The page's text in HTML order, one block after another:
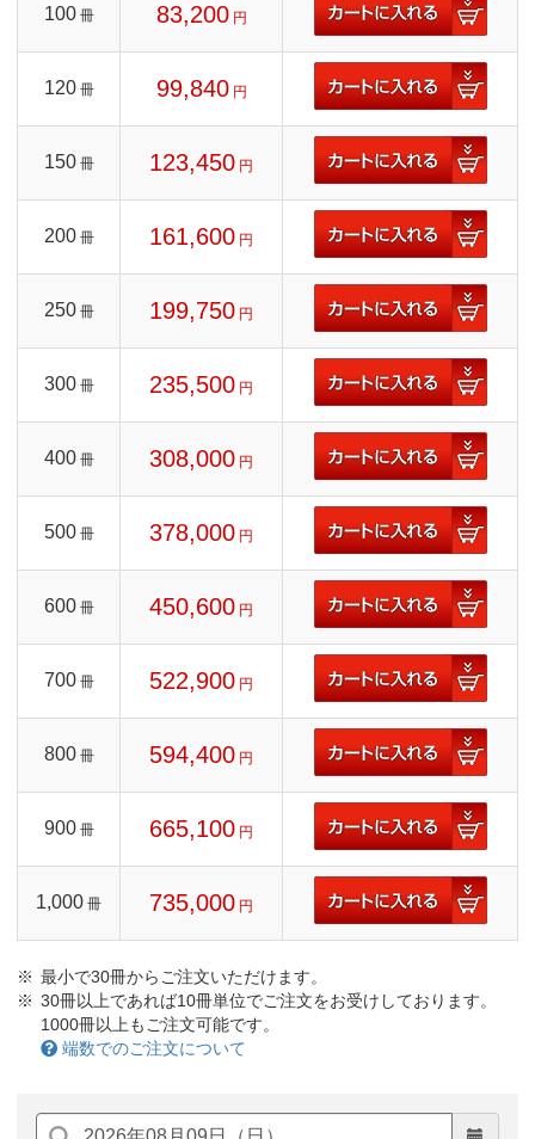
100 冊 83,200 円
120 冊 99,840 円
150 冊 123,450 円
200 冊 161,600 円
250 冊 199,750 円
300 冊 235,500 円
400 冊 308,000 円
500 冊 378,000 円
600 冊 450,600 円
700 冊 522,900 円
800 冊 594,400 円
900 冊 665,100 円
1,000 冊 735,000 円
最小で30冊からご注文いただけます。
30冊以上であれば10冊単位でご注文をお受けしております。
1000冊以上もご注文可能です。
端数でのご注文について